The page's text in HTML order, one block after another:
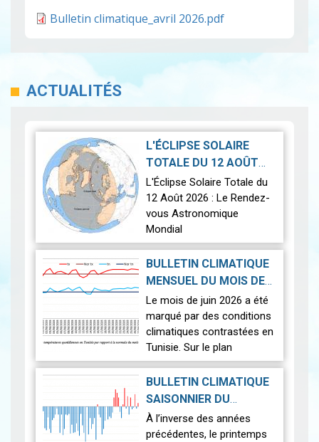
Bulletin climatique_avril 2026.pdf
ACTUALITÉS
L'ÉCLIPSE SOLAIRE
TOTALE DU 12 AOÛT
2026|2026-07-21
L'Éclipse Solaire Totale du
12 Août 2026 : Le Rendez-
vous Astronomique
Mondial
Le 12 août 2026, la Terre
connaîtra l'un des
astronomiques les plus
spectaculaires : une…
BULLETIN CLIMATIQUE
MENSUEL DU MOIS DE
JUIN 2026 |2026-07-14
Le mois de juin 2026 a été
marqué par des conditions
climatiques contrastées en
Tunisie. Sur le plan
thermique, des
températures supérieures
aux normales ont été
observées sur l'en…
BULLETIN CLIMATIQUE
SAISONNIER DU
PRINTEMPS 2026|
2026-07-02
À l’inverse des années
précédentes, le printemps